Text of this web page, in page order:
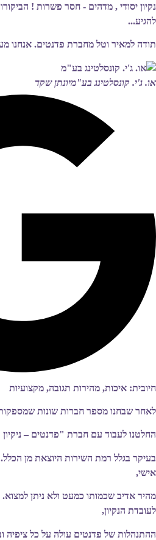
נקיון יסודי , מדהים - חסר פשרות !
להגיע...
תודה למאיר וטל מחברת פדנטים. אנחנו
או. ג'י. קונסלטינג בע"מיונתן שקד
חיובית: איכות, מהירות תגובה, מקצועיות
לאחר שבחנו מספר חברות שונות שמספקות
החלטנו לעבוד עם חברת "פדנטים –
בעיקר בגלל רמת השירות היוצאת מן
אישי,
מהיר אדיב שכמותו כמעט ולא ניתן
לעובדת הנקיון,
ההתנהלות של פדנטים עולה על כל ציפיה